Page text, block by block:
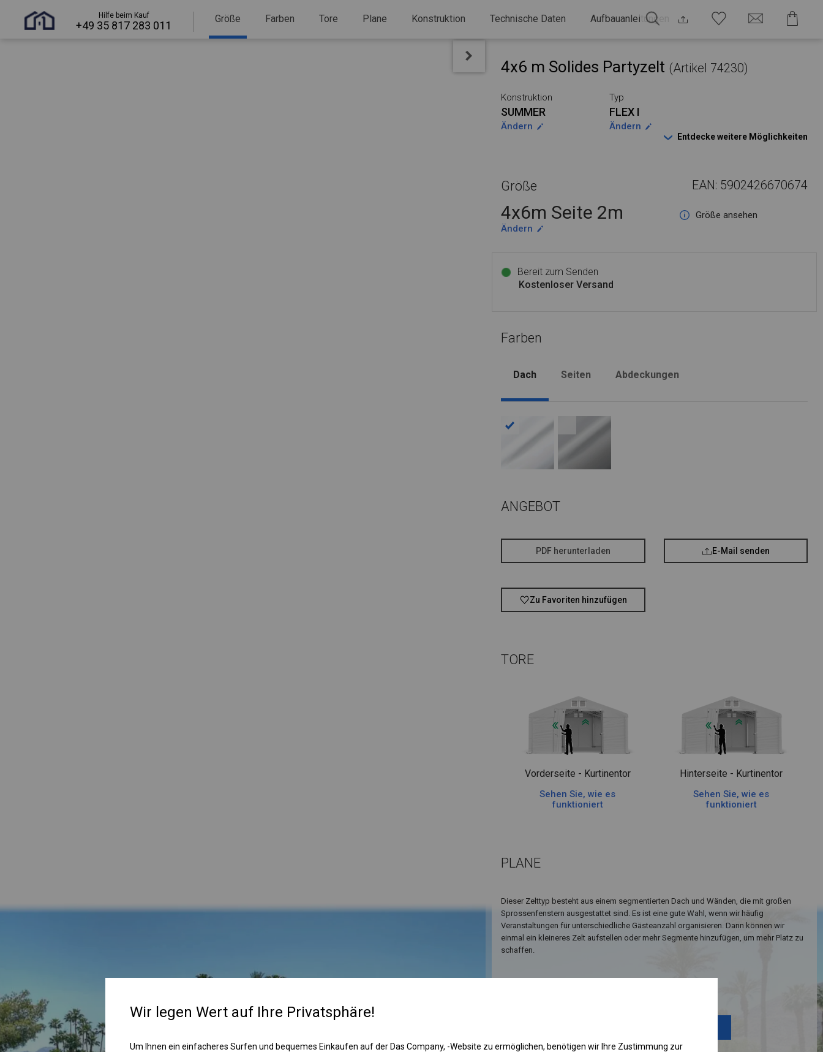
Hilfe beim Kauf
+49 35 817 283 011
Größe Farben Tore Plane Konstruktion Technische Daten Aufbauanleitungen
4x6 m Solides Partyzelt (Artikel 74230)
Konstruktion
SUMMER
Ändern
Typ
FLEX I
Ändern
Entdecke weitere Möglichkeiten
Größe EAN: 5902426670674
4x6m Seite 2m
Größe ansehen
Ändern
Bereit zum Senden
Kostenloser Versand
Farben
Dach Seiten Abdeckungen
ANGEBOT
PDF herunterladen E-Mail senden
Zu Favoriten hinzufügen
TORE
Vorderseite - Kurtinentor
Sehen Sie, wie es
funktioniert
Hinterseite - Kurtinentor
Sehen Sie, wie es
funktioniert
PLANE
Dieser Zelttyp besteht aus einem segmentierten Dach und Wänden, die mit großen
Sprossenfenstern ausgestattet sind. Es ist eine gute Wahl, wenn wir häufig
Veranstaltungen für unterschiedliche Gästeanzahl organisieren. Dann können wir
einmal ein kleineres Zelt aufstellen oder mehr Segmente hinzufügen, um mehr Platz zu
schaffen.
Wir legen Wert auf Ihre Privatsphäre!
Um Ihnen ein einfacheres Surfen und bequemes Einkaufen auf der Das Company, -Website zu ermöglichen, benötigen wir Ihre Zustimmung zur